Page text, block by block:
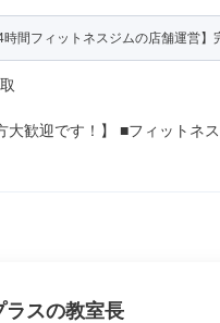
間フィットネスジムの店舗運営
歓迎です！】 ■フィットネス
ラスの教室長